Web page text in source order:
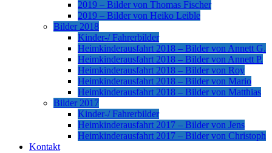
2019 – Bilder von Thomas Fischer
2019 – Bilder von Heiko Leible
Bilder 2018
Kinder-/ Fahrerbilder
Heimkinderausfahrt 2018 – Bilder von Annett G.
Heimkinderausfahrt 2018 – Bilder von Annett P.
Heimkinderausfahrt 2018 – Bilder von Roy
Heimkinderausfahrt 2018 – Bilder von Mario
Heimkinderausfahrt 2018 – Bilder von Matthias
Bilder 2017
Kinder-/ Fahrerbilder
Heimkinderausfahrt 2017 – Bilder von Jens
Heimkinderausfahrt 2017 – Bilder von Christoph
Kontakt